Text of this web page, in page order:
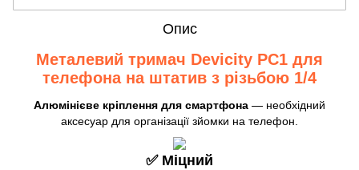
Опис
Металевий тримач Devicity PC1 для
телефона на штатив з різьбою 1/4
Алюмінієве кріплення для смартфона — необхідний
аксесуар для організації зйомки на телефон.
✅ Міцний